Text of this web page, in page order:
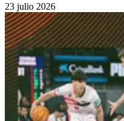
23 julio 2026